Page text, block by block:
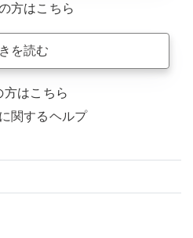
方はこちら
を読む
方はこちら
関するヘルプ